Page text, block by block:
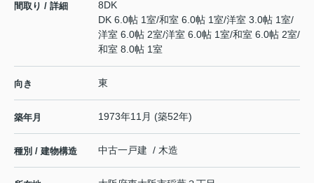
間取り / 詳細
8DK
DK 6.0帖 1室/和室 6.0帖 1室/洋室 3.0帖 1室/
洋室 6.0帖 2室/洋室 6.0帖 1室/和室 6.0帖 2室/
和室 8.0帖 1室
向き 東
築年月 1973年11月 (築52年)
種別 / 建物構造 中古一戸建 / 木造